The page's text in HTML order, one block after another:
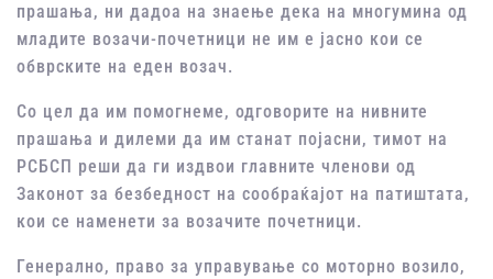
прашања, ни дадоа на знаење дека на многумина од
младите возачи-почетници не им е јасно кои се
обврските на еден возач.
Со цел да им помогнеме, одговорите на нивните
прашања и дилеми да им станат појасни, тимот на
РСБСП реши да ги издвои главните членови од
Законот за безбедност на сообраќајот на патиштата,
кои се наменети за возачите почетници.
Генерално, право за управување со моторно возило,